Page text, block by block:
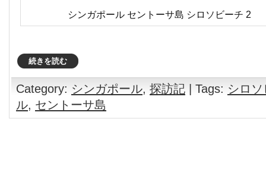
シンガポール セントーサ島 シロソビーチ 2
続きを読む
Category: シンガポール, 探訪記 | Tags: シロ
ル, セントーサ島